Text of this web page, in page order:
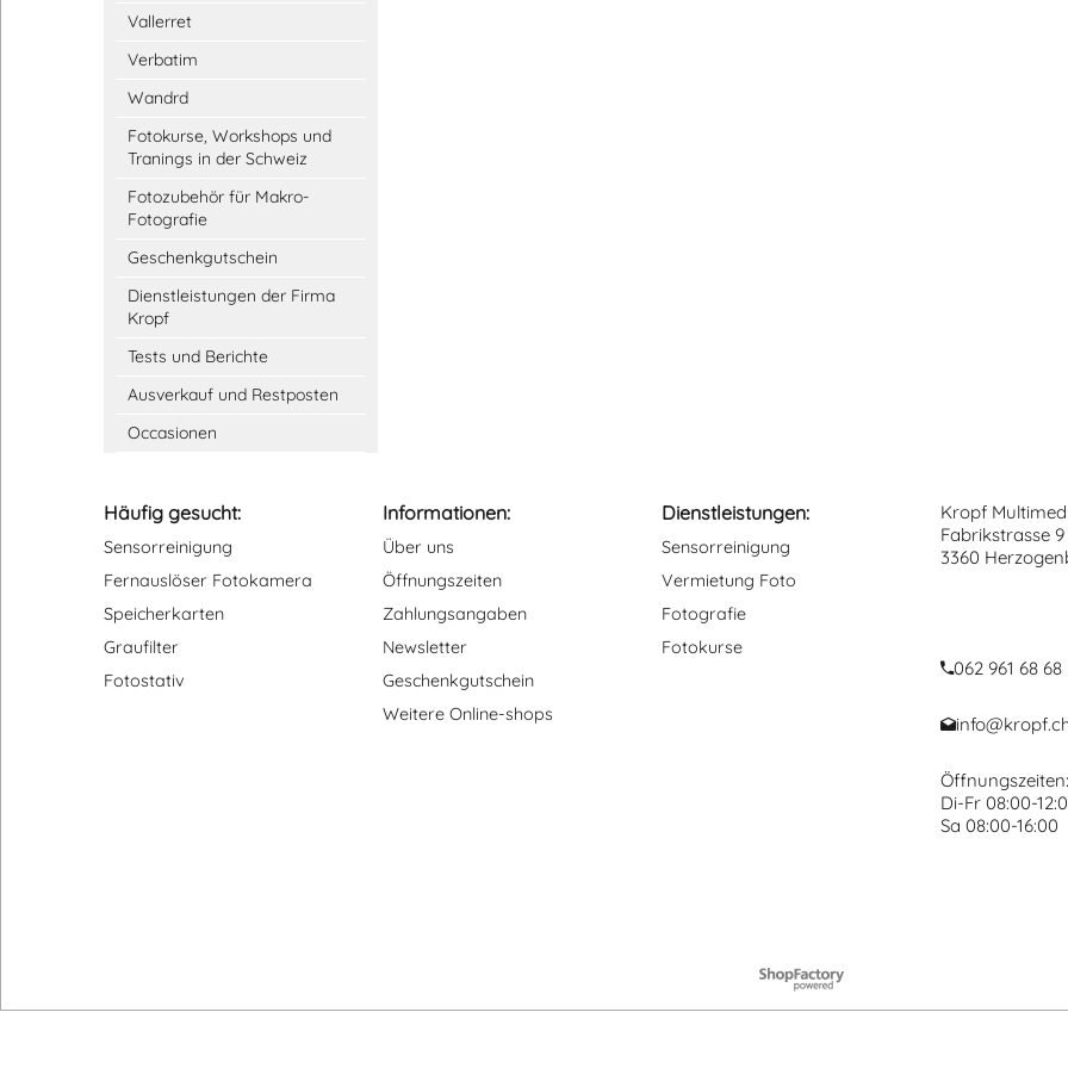
Vallerret
Verbatim
Wandrd
Fotokurse, Workshops und
Tranings in der Schweiz
Fotozubehör für Makro-
Fotografie
Geschenkgutschein
Dienstleistungen der Firma
Kropf
Tests und Berichte
Ausverkauf und Restposten
Occasionen
Häufig gesucht:
Sensorreinigung
Fernauslöser Fotokamera
Speicherkarten
Graufilter
Fotostativ
Informationen:
Über uns
Öffnungszeiten
Zahlungsangaben
Newsletter
Geschenkgutschein
Weitere Online-shops
Dienstleistungen:
Sensorreinigung
Vermietung Foto
Fotografie
Fotokurse
Kropf
Fabrikstrasse 9
3360
062 961 68 68
Öffnungszeiten:
Di-Fr 08:00-
Sa 08:00-16:00
WebShop erstellt mit ShopFactory Shop Software.